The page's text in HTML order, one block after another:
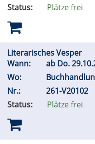
Status:
Plätze frei
Literarisches Vesper
Wann:
ab Do.
Wo:
Nr.:
261-V20102
Status:
Plätze frei